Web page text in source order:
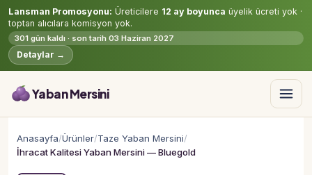
Lansman Promosyonu: Üreticilere 12 ay boyunca üyelik ücreti yok ·
toptan alıcılara komisyon yok.
301 gün kaldı · son tarih 03 Haziran 2027
Detaylar →
Yaban Mersini
Anasayfa/Ürünler/Taze Yaban Mersini/
İhracat Kalitesi Yaban Mersini — Bluegold